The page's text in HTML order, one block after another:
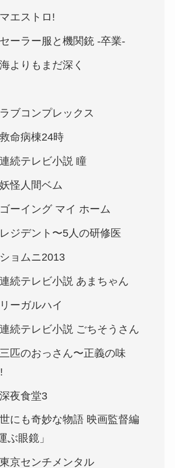
エストロ!
ーラー服と機関銃 -卒業-
よりもまだ深く
ブコンプレックス
命病棟24時
続テレビ小説 瞳
怪人間ベム
ーイング マイ ホーム
ジデント〜5人の研修医
ョムニ2013
続テレビ小説 あまちゃん
ーガルハイ
続テレビ小説 ごちそうさん
匹のおっさん〜正義の味
夜食堂3
にも奇妙な物語 映画監督編
ぶ眼鏡」
京センチメンタル